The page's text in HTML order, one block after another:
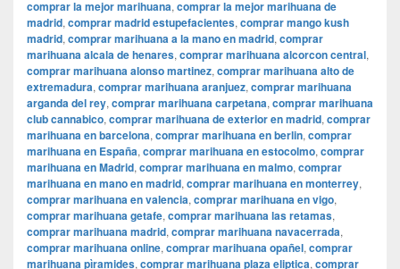
comprar la mejor marihuana, comprar la mejor marihuana de
madrid, comprar madrid estupefacientes, comprar mango kush
madrid, comprar marihuana a la mano en madrid, comprar
marihuana alcala de henares, comprar marihuana alcorcon central,
comprar marihuana alonso martinez, comprar marihuana alto de
extremadura, comprar marihuana aranjuez, comprar marihuana
arganda del rey, comprar marihuana carpetana, comprar marihuana
club cannabico, comprar marihuana de exterior en madrid, comprar
marihuana en barcelona, comprar marihuana en berlin, comprar
marihuana en España, comprar marihuana en estocolmo, comprar
marihuana en Madrid, comprar marihuana en malmo, comprar
marihuana en mano en madrid, comprar marihuana en monterrey,
comprar marihuana en valencia, comprar marihuana en vigo,
comprar marihuana getafe, comprar marihuana las retamas,
comprar marihuana madrid, comprar marihuana navacerrada,
comprar marihuana online, comprar marihuana opañel, comprar
marihuana pìramides, comprar marihuana plaza eliptica, comprar